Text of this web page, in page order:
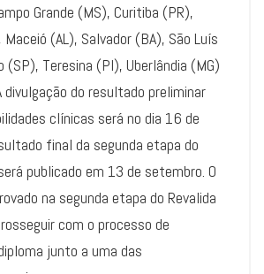
Grande (MS), Curitiba (PR),
(AL), Salvador (BA), São Luís
(SP), Teresina (PI), Uberlândia (MG)
divulgação do resultado preliminar
clínicas será no dia 16 de
final da segunda etapa do
publicado em 13 de setembro. O
na segunda etapa do Revalida
com o processo de
junto a uma das